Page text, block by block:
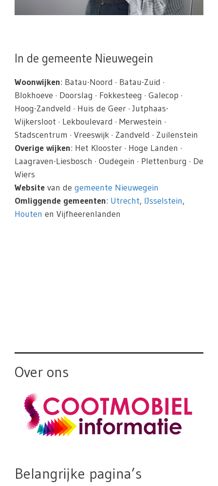
In de gemeente Nieuwegein
Woonwijken: Batau-Noord · Batau-Zuid ·
Blokhoeve · Doorslag · Fokkesteeg · Galecop ·
Hoog-Zandveld · Huis de Geer · Jutphaas-
Wijkersloot · Lekboulevard · Merwestein ·
Stadscentrum · Vreeswijk · Zandveld · Zuilenstein
Overige wijken: Het Klooster · Hoge Landen ·
Laagraven-Liesbosch · Oudegein · Plettenburg · De
Wiers
Website van de gemeente Nieuwegein
Omliggende gemeenten: Utrecht, IJsselstein,
Houten en Vijfheerenlanden
Over ons
Belangrijke pagina’s